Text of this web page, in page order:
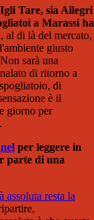
Tare, sia Allegri
a Marassi ha
al di là del mercato,
giusto
sarà una
di ritorno a
di
è il
giorno per
per leggere in
parte di una
resta la